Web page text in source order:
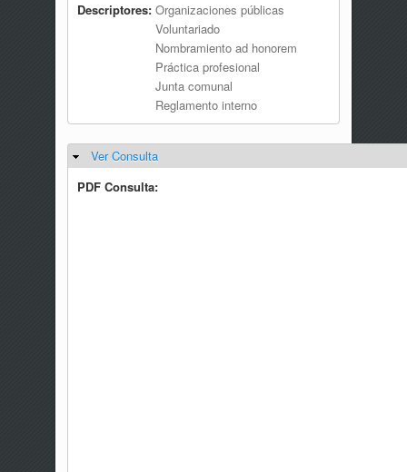
Descriptores: Organizaciones públicas
Voluntariado
Nombramiento ad honorem
Práctica profesional
Junta comunal
Reglamento interno
Ocultar
Ver Consulta
PDF Consulta: